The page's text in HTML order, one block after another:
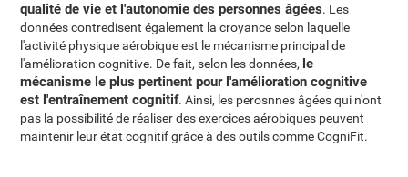
qualité de vie et l'autonomie des personnes âgées. Les
données contredisent également la croyance selon laquelle
l'activité physique aérobique est le mécanisme principal de
l'amélioration cognitive. De fait, selon les données, le
mécanisme le plus pertinent pour l'amélioration cognitive
est l'entraînement cognitif. Ainsi, les perosnnes âgées qui n'ont
pas la possibilité de réaliser des exercices aérobiques peuvent
maintenir leur état cognitif grâce à des outils comme CogniFit.